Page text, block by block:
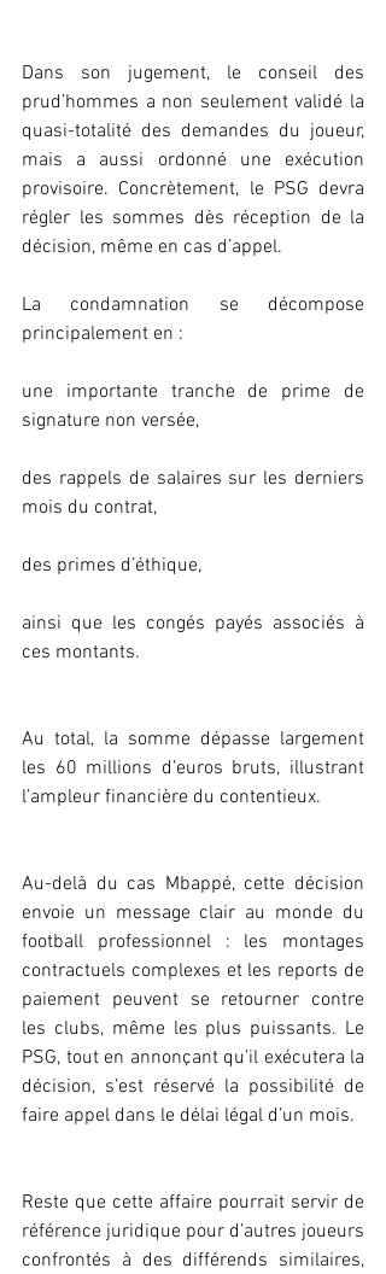
Dans son jugement, le conseil des
prud’hommes a non seulement validé la
quasi-totalité des demandes du joueur,
mais a aussi ordonné une exécution
provisoire. Concrètement, le PSG devra
régler les sommes dès réception de la
décision, même en cas d’appel.
La condamnation se décompose
principalement en :
une importante tranche de prime de
signature non versée,
des rappels de salaires sur les derniers
mois du contrat,
des primes d’éthique,
ainsi que les congés payés associés à
ces montants.
Au total, la somme dépasse largement
les 60 millions d’euros bruts, illustrant
l’ampleur financière du contentieux.
Au-delà du cas Mbappé, cette décision
envoie un message clair au monde du
football professionnel : les montages
contractuels complexes et les reports de
paiement peuvent se retourner contre
les clubs, même les plus puissants. Le
PSG, tout en annonçant qu’il exécutera la
décision, s’est réservé la possibilité de
faire appel dans le délai légal d’un mois.
Reste que cette affaire pourrait servir de
référence juridique pour d’autres joueurs
confrontés à des différends similaires,